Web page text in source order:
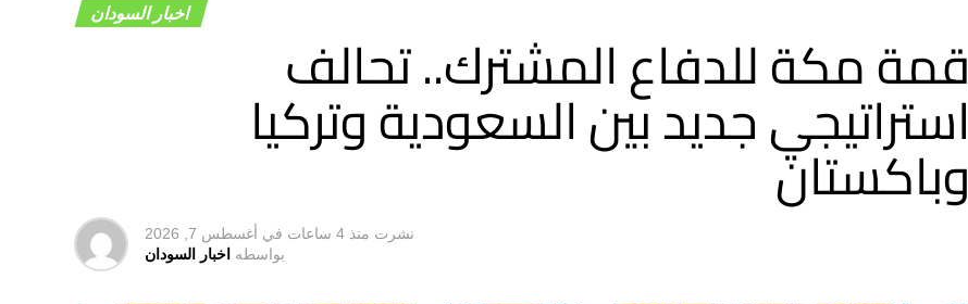
اخبار السودان
قمة مكة للدفاع المشترك.. تحالف
استراتيجي جديد بين السعودية وتركيا
وباكستان
نشرت منذ 4 ساعات في أغسطس 7, 2026
بواسطه اخبار السودان